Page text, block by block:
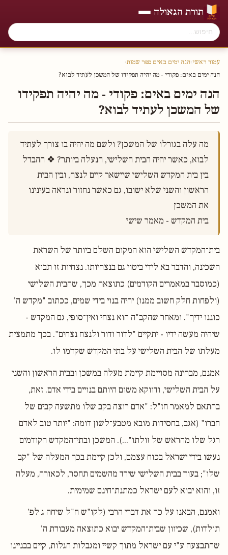
תורת הגאולה
עמוד ראשי›הנה ימים באים ספר שמות›
הנה ימים באים׃ פקודי - מה יהיה תפקידו של המשכן לעתיד לבוא?
הנה ימים באים׃ פקודי - מה יהיה תפקידו
של המשכן לעתיד לבוא?
בית המקדש - מאמר שישי
בית־המקדש השלישי הוא המקום השלם ביותר של השראת
השכינה, והדבר בא לידי ביטוי גם בנצחיותו. נצחיות זו תבוא
(כמוסבר במאמרים הקודמים) כתוצאה מכך, שהבית השלישי
(ולפחות חלק חשוב ממנו) יהיה בנוי בידי שמים, ככתוב "מקדש ה'
כוננו ידיך". ומאחר שהקב"ה הוא נצחי ואין־סופי, גם המקדש -
שיהיה מעשה ידיו - יתקיים "לדור ודור ולנצח נצחים". בכך מתמצית
מעלתו של הבית השלישי על בתי המקדש שקדמו לו.
אמנם, מבחינה מסויימת קיימת מעלה במשכן ובבית הראשון והשני
על הבית השלישי, ודווקא משום היותם בנויים בידי אדם. זאת,
בהתאם למאמר חז"ל: "אדם רוצה בקב שלו מתשעה קבים של
חברו" (אגב, בחסידות מובא מטבע־לשון דומה: "יותר טוב לאדם
רגל שלו מהראש של זולתו"...). המשכן ובתי־המקדש הקודמים
נעשו בידי ישראל בכוח עצמם, ולכן קיימת בכך המעלה של "קב
שלו"; בעוד בבית השלישי שירד מהשמים תחסר, לכאורה, מעלה
זו, והוא יבוא לעם ישראל כמתנת־חינם שמימית.
ואמנם, הבאנו על כך את דברי הרבי (לקו"ש ח"ל שיחה ג לפ'
תולדות), שכיוון שבית־המקדש יבוא כתוצאה מעבודת ה'
שהתבצעה ע"י עם ישראל מתוך קשיי ומגבלות הגלות, קיים בבניינו